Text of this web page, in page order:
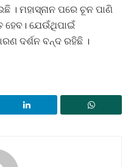
। ମହାସ୍ନାନ ପରେ ଚୂନ ପାଣି
ଯେଉଁଥିପାଇଁ
ଦର୍ଶନ ବନ୍ଦ ରହିଛି ।